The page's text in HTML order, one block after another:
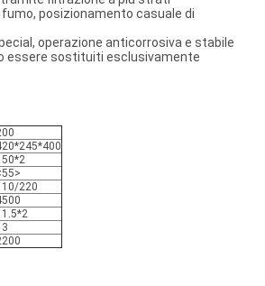
posizionamento casuale di
operazione anticorrosiva e stabile
essere sostituiti esclusivamente
220